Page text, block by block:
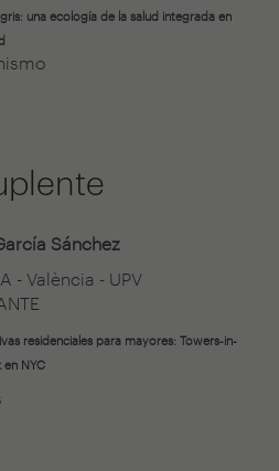
una ecología de la salud integrada en
Sánchez
A - València - UPV
residenciales para mayores: Towers-in-
en NYC